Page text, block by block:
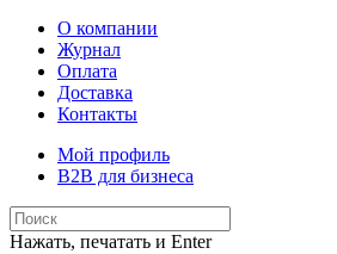
О компании
Журнал
Оплата
Доставка
Контакты
Мой профиль
B2B для бизнеса
Нажать, печатать и Enter